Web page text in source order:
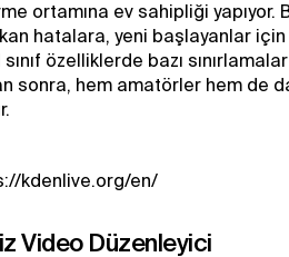
ortamına ev sahipliği yapıyor.
hatalara, yeni başlayanlar
özelliklerde bazı
sonra, hem amatörler hem de
kdenlive.org/en/
Video Düzenleyici